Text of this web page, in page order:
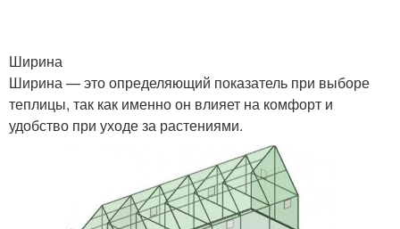
Ширина
Ширина — это определяющий показатель при выборе
теплицы, так как именно он влияет на комфорт и
удобство при уходе за растениями.